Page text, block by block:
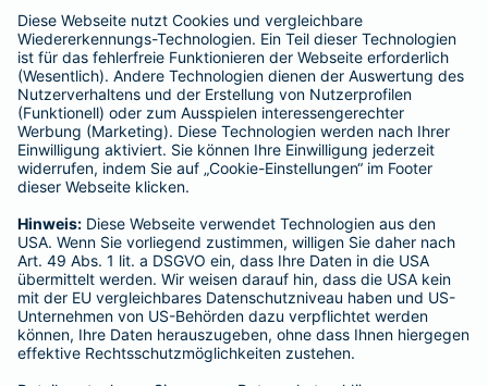
Barmenia ist Teil der BarmeniaGothaer
BELIEBTE SEITEN
Kranken-Zusatzversicherung
Tierversicherungen
Haftpflichtversicherung
Hausratversicherung
SERVICE
Adresse ändern
Schaden melden
Kilometerstandsmeldung
Serviceübersicht